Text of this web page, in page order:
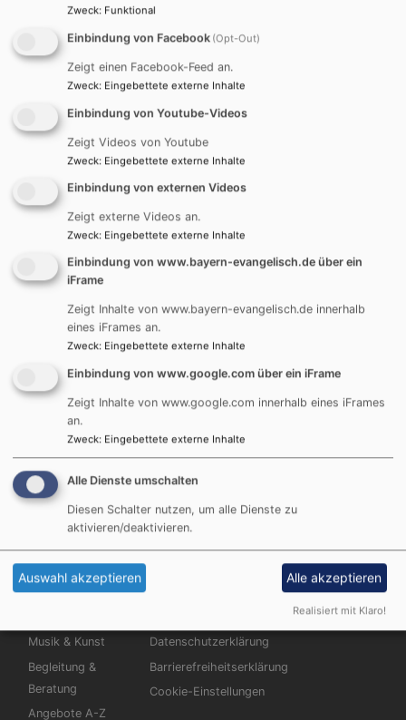
Weltentdecker | Kompakt - Basiscamp | Systemische
Beratung | Supervision für Eltern - Elterncoaching |
Basare - Aktionen - Einzelveranstaltungen |
Engagement - Mach mit! | Musikalische Früherziehung
| Frauen mitten im Leben | Familie
BÜRGERZENTRUM-
MEHRGENERATIONENHAUS
Das Bürgerzentrum-Mehrgenerationenhaus möchte
das Zusammenleben im Forchheimer Norden stärken.
Hauptnavigation
St. Johannis
Christuskirche
Musik & Kunst
Begleitung &
Beratung
Angebote A-Z
Fußbereichsmenü
Datenschutzerklärung
Barrierefreiheitserklärung
Cookie-Einstellungen
Anmelden
Zweck: Funktional
Einbindung von Facebook (Opt-Out)
Zeigt einen Facebook-Feed an.
Zweck: Eingebettete externe Inhalte
Einbindung von Youtube-Videos
Zeigt Videos von Youtube
Zweck: Eingebettete externe Inhalte
Einbindung von externen Videos
Zeigt externe Videos an.
Zweck: Eingebettete externe Inhalte
Einbindung von www.bayern-evangelisch.de über ein
iFrame
Zeigt Inhalte von www.bayern-evangelisch.de innerhalb
eines iFrames an.
Zweck: Eingebettete externe Inhalte
Einbindung von www.google.com über ein iFrame
Zeigt Inhalte von www.google.com innerhalb eines iFrames
an.
Zweck: Eingebettete externe Inhalte
Alle Dienste umschalten
Diesen Schalter nutzen, um alle Dienste zu
aktivieren/deaktivieren.
Auswahl akzeptieren Alle akzeptieren
Realisiert mit Klaro!